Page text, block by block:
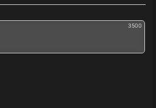
3500